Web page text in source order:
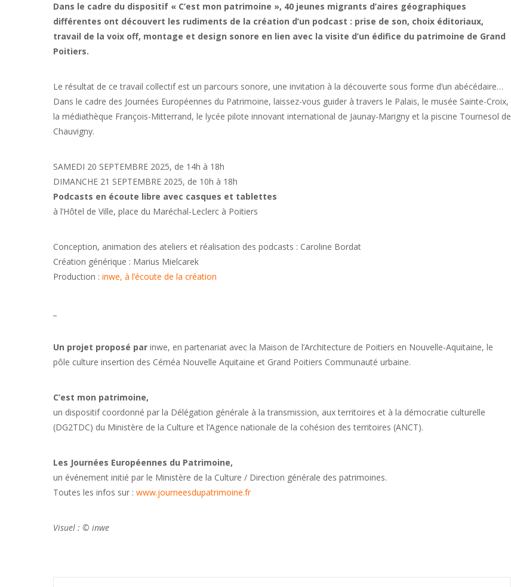
Dans le cadre du dispositif « C’est mon patrimoine », 40 jeunes migrants d’aires géographiques
différentes ont découvert les rudiments de la création d’un podcast : prise de son, choix éditoriaux,
travail de la voix off, montage et design sonore en lien avec la visite d’un édifice du patrimoine de Grand
Poitiers.
Le résultat de ce travail collectif est un parcours sonore, une invitation à la découverte sous forme d’un abécédaire…
Dans le cadre des Journées Européennes du Patrimoine, laissez-vous guider à travers le Palais, le musée Sainte-Croix,
la médiathèque François-Mitterrand, le lycée pilote innovant international de Jaunay-Marigny et la piscine Tournesol de
Chauvigny.
SAMEDI 20 SEPTEMBRE 2025, de 14h à 18h
DIMANCHE 21 SEPTEMBRE 2025, de 10h à 18h
Podcasts en écoute libre avec casques et tablettes
à l’Hôtel de Ville, place du Maréchal-Leclerc à Poitiers
Conception, animation des ateliers et réalisation des podcasts : Caroline Bordat
Création générique : Marius Mielcarek
Production : inwe, à l’écoute de la création
Un projet proposé par inwe, en partenariat avec la Maison de l’Architecture de Poitiers en Nouvelle-Aquitaine, le
pôle culture insertion des Céméa Nouvelle Aquitaine et Grand Poitiers Communauté urbaine.
C’est mon patrimoine,
un dispositif coordonné par la Délégation générale à la transmission, aux territoires et à la démocratie culturelle
(DG2TDC) du Ministère de la Culture et l’Agence nationale de la cohésion des territoires (ANCT).
Les Journées Européennes du Patrimoine,
un événement initié par le Ministère de la Culture / Direction générale des patrimoines.
Toutes les infos sur : www.journeesdupatrimoine.fr
Visuel : © inwe